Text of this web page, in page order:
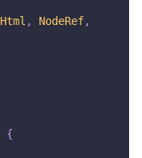
Html , NodeRef,
{